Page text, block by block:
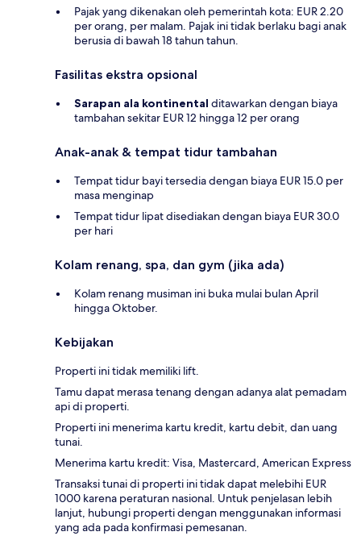
Pajak yang dikenakan oleh pemerintah kota: EUR 2.20
per orang, per malam. Pajak ini tidak berlaku bagi anak
berusia di bawah 18 tahun tahun.
Fasilitas ekstra opsional
Sarapan ala kontinental ditawarkan dengan biaya
tambahan sekitar EUR 12 hingga 12 per orang
Anak-anak & tempat tidur tambahan
Tempat tidur bayi tersedia dengan biaya EUR 15.0 per
masa menginap
Tempat tidur lipat disediakan dengan biaya EUR 30.0
per hari
Kolam renang, spa, dan gym (jika ada)
Kolam renang musiman ini buka mulai bulan April
hingga Oktober.
Kebijakan
Properti ini tidak memiliki lift.
Tamu dapat merasa tenang dengan adanya alat pemadam
api di properti.
Properti ini menerima kartu kredit, kartu debit, dan uang
tunai.
Menerima kartu kredit: Visa, Mastercard, American Express
Transaksi tunai di properti ini tidak dapat melebihi EUR
1000 karena peraturan nasional. Untuk penjelasan lebih
lanjut, hubungi properti dengan menggunakan informasi
yang ada pada konfirmasi pemesanan.